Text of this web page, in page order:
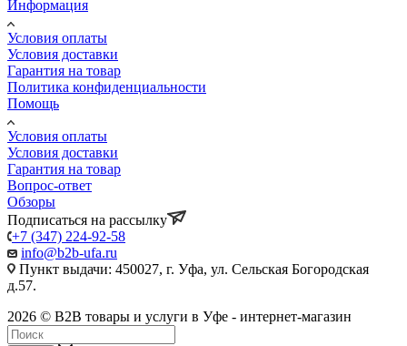
Информация
Условия оплаты
Условия доставки
Гарантия на товар
Политика конфиденциальности
Помощь
Условия оплаты
Условия доставки
Гарантия на товар
Вопрос-ответ
Обзоры
Подписаться на рассылку
+7 (347) 224-92-58
info@b2b-ufa.ru
Пункт выдачи: 450027, г. Уфа, ул. Сельская Богородская
д.57.
2026 © B2B товары и услуги в Уфе - интернет-магазин